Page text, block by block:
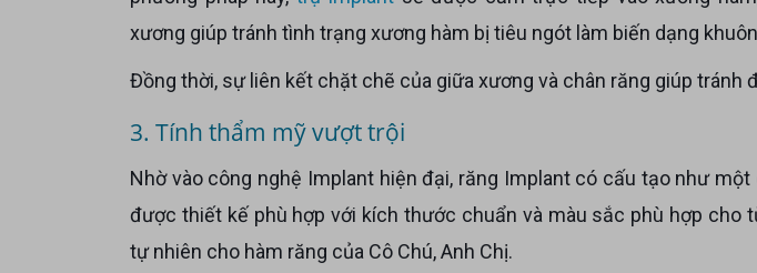
xương giúp tránh tình trạng xương hàm bị tiêu ngót làm biến dạng
Đồng thời, sự liên kết chặt chẽ của giữa xương và chân răng giúp
3. Tính thẩm mỹ vượt trội
Nhờ vào công nghệ Implant hiện đại, răng Implant có cấu tạo như một chiếc răng thật, mão sứ bên trên
được thiết kế phù hợp với kích thước chuẩn và màu sắc phù hợp cho
tự nhiên cho hàm răng của Cô Chú, Anh Chị.